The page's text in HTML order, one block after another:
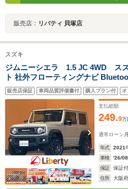
販売店： リバティ 貝塚店
スズキ
ジムニーシエラ 1.5 JC 4WD ス
ト 社外フローティングナビ
トヒーター LEDヘッドライト フォ
イール スマートキー プッシュスタ
販売店保証 車両品質評価書付 購入プラン付 オ
支払総額
249.9万
通常ローン
年式 2021
車検
'26/08
保証
保証付
住所
大阪